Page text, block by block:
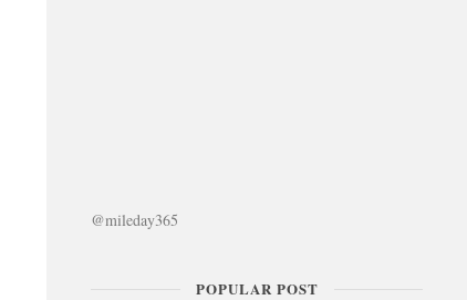
@mileday365
POPULAR POST